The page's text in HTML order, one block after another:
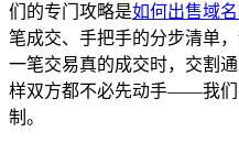
们的专门攻略是如何出售域
笔成交、手把手的分步清单
一笔交易真的成交时，交割
样双方都不必先动手——我们
制。